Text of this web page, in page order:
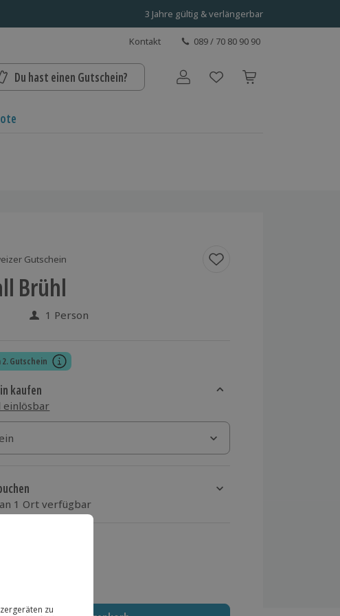
3 Jahre gültig & verlängerbar
Kontakt 089 / 70 80 90 90
Du hast einen Gutschein? Benutzerkonto
Gutschein
Brühl
5 aus 5 Bewertungen
1 Person
2. Gutschein
kaufen
einlösbar
1 Ort verfügbar